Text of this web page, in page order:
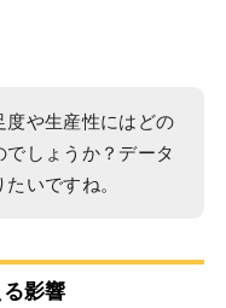
や生産性にはどの
しょうか？データ
いですね。
影響